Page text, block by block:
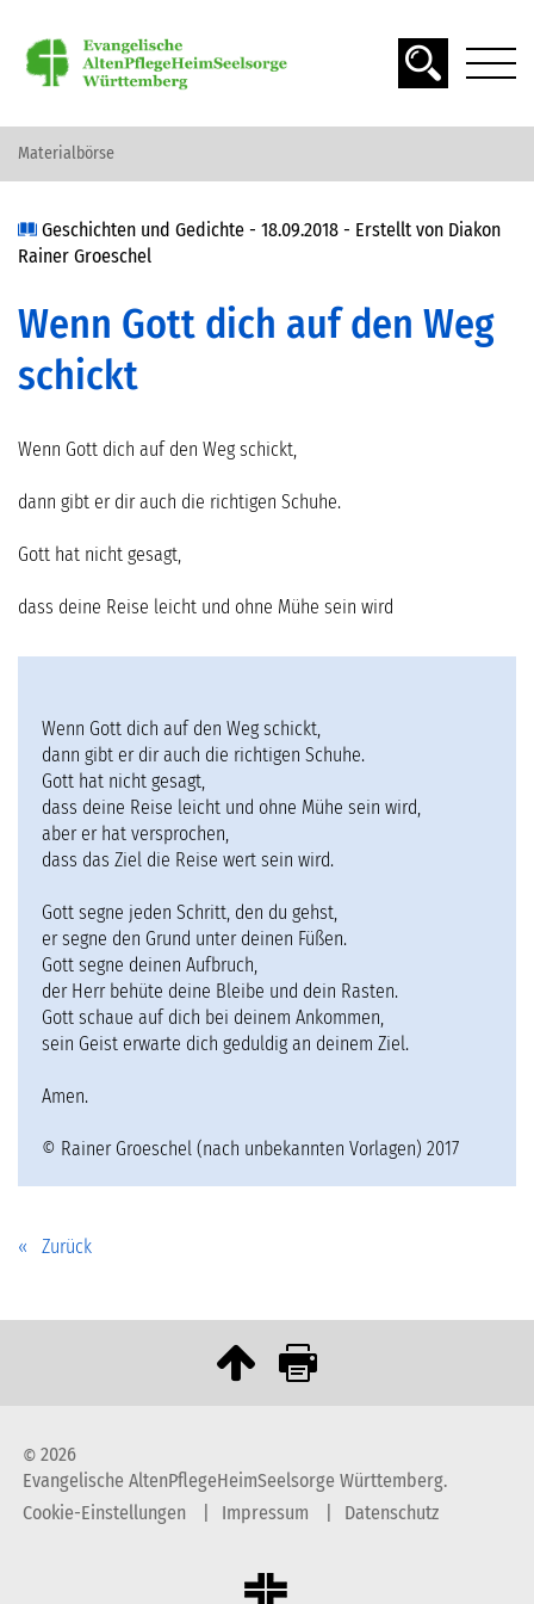
SPIRITUALITÄT
SEELSORGE
MATERIAL FINDEN
SERVICE
Materialbörse
Geschichten und Gedichte - 18.09.2018 - Erstellt von Diakon
Rainer Groeschel
Wenn Gott dich auf den Weg
schickt
Wenn Gott dich auf den Weg schickt,
dann gibt er dir auch die richtigen Schuhe.
Gott hat nicht gesagt,
dass deine Reise leicht und ohne Mühe sein wird
Wenn Gott dich auf den Weg schickt,
dann gibt er dir auch die richtigen Schuhe.
Gott hat nicht gesagt,
dass deine Reise leicht und ohne Mühe sein wird,
aber er hat versprochen,
dass das Ziel die Reise wert sein wird.
Gott segne jeden Schritt, den du gehst,
er segne den Grund unter deinen Füßen.
Gott segne deinen Aufbruch,
der Herr behüte deine Bleibe und dein Rasten.
Gott schaue auf dich bei deinem Ankommen,
sein Geist erwarte dich geduldig an deinem Ziel.
Amen.
© Rainer Groeschel (nach unbekannten Vorlagen) 2017
Zurück
© 2026
Evangelische AltenPflegeHeimSeelsorge Württemberg.
Cookie-Einstellungen
Impressum Datenschutz